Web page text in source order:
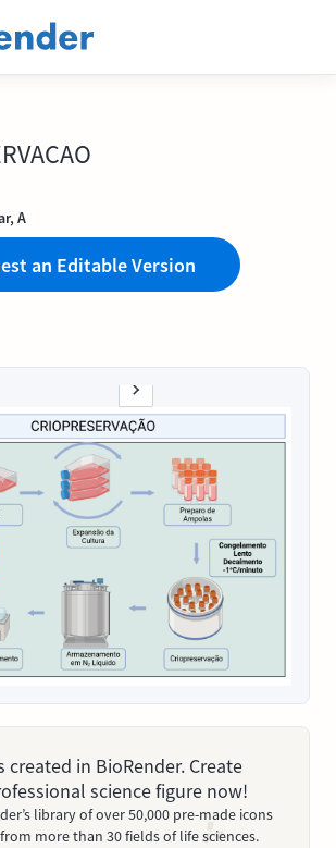
A
an Editable Version
created in BioRender. Create
science figure now!
library of over 50,000 pre-made icons
more than 30 fields of life sciences.